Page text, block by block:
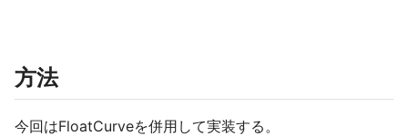
方法
今回はFloatCurveを併用して実装する。